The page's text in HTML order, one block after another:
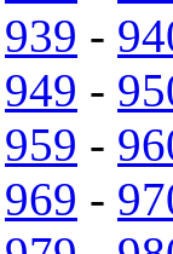
939 -
949 -
959 -
969 -